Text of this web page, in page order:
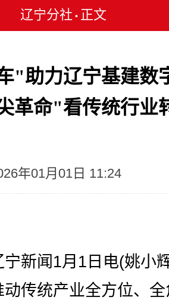
辽宁分社 • 正文
"助力辽宁基建数
革命"看传统行业
年01月01日 11:24
闻1月1日电(姚小
传统产业全方位、